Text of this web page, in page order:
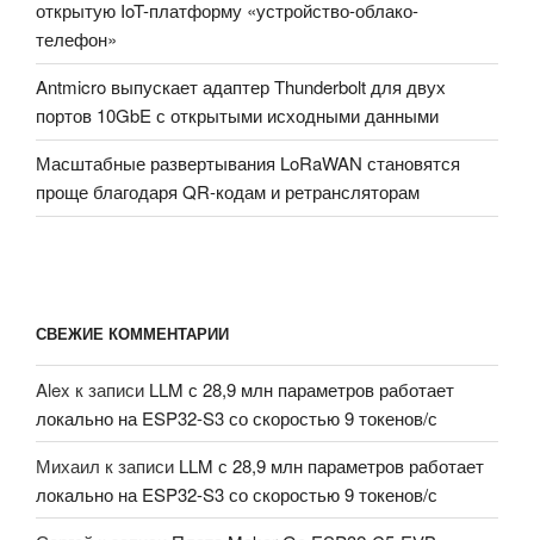
открытую IoT-платформу «устройство-облако-
телефон»
Antmicro выпускает адаптер Thunderbolt для двух
портов 10GbE с открытыми исходными данными
Масштабные развертывания LoRaWAN становятся
проще благодаря QR-кодам и ретрансляторам
СВЕЖИЕ КОММЕНТАРИИ
Alex к записи LLM с 28,9 млн параметров работает
локально на ESP32-S3 со скоростью 9 токенов/с
Михаил к записи LLM с 28,9 млн параметров работает
локально на ESP32-S3 со скоростью 9 токенов/с